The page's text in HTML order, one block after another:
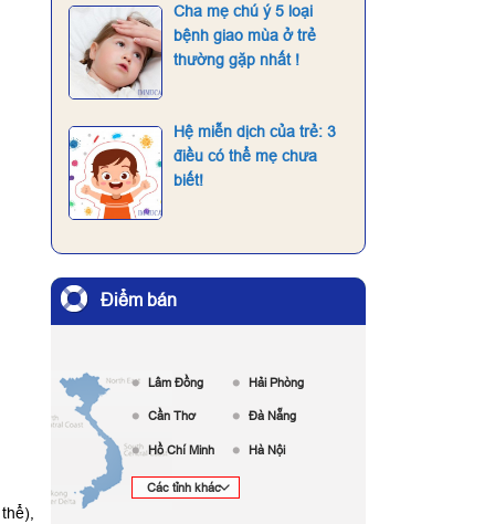
Cha mẹ chú ý 5 loại
bệnh giao mùa ở trẻ
thường gặp nhất !
Hệ miễn dịch của trẻ: 3
điều có thể mẹ chưa
biết!
Điểm bán
Lâm Đồng Hải Phòng
Cần Thơ Đà Nẵng
Hồ Chí Minh Hà Nội